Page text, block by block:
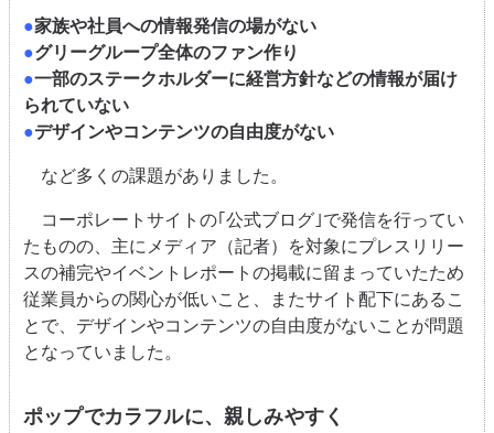
●家族や社員への情報発信の場がない
●グリーグループ全体のファン作り
●一部のステークホルダーに経営方針などの情報が届け
られていない
●デザインやコンテンツの自由度がない
など多くの課題がありました。
コーポレートサイトの｢公式ブログ｣で発信を行ってい
たものの、主にメディア（記者）を対象にプレスリリー
スの補完やイベントレポートの掲載に留まっていたため
従業員からの関心が低いこと、またサイト配下にあるこ
とで、デザインやコンテンツの自由度がないことが問題
となっていました。
ポップでカラフルに、親しみやすく